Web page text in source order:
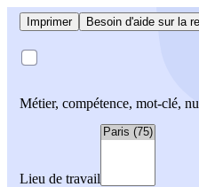
Imprimer Besoin d'aide sur la
Métier, compétence, mot-clé,
Lieu de travail